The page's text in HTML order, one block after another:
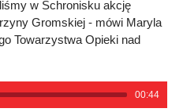
w Schronisku akcję
Gromskiej - mówi Maryla
Towarzystwa Opieki nad
00:44